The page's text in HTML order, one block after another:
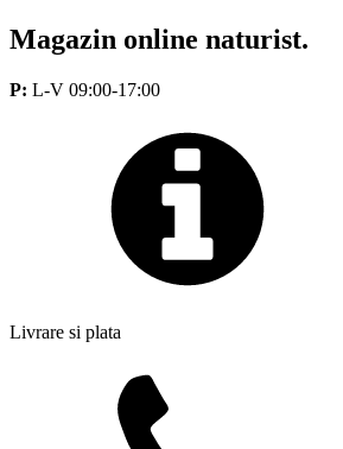
Magazin online naturist.
P: L-V 09:00-17:00
Livrare si plata